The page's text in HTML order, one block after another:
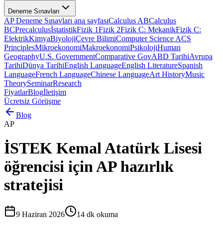
Deneme Sınavları
AP Deneme Sınavları ana sayfasıCalculus ABCalculus
BCPrecalculusİstatistikFizik 1Fizik 2Fizik C: MekanikFizik C:
ElektrikKimyaBiyolojiÇevre BilimiComputer Science ACS
PrinciplesMikroekonomiMakroekonomiPsikolojiHuman
GeographyU.S. GovernmentComparative GovABD TarihiAvrupa
TarihiDünya TarihiEnglish LanguageEnglish LiteratureSpanish
LanguageFrench LanguageChinese LanguageArt HistoryMusic
TheorySeminarResearch
FiyatlarBlogİletişim
Ücretsiz Görüşme
Blog
AP
İSTEK Kemal Atatürk Lisesi
öğrencisi için AP hazırlık
stratejisi
9 Haziran 2026 14 dk okuma